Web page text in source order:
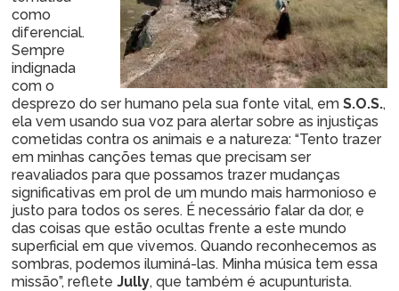
como
diferencial.
Sempre
indignada
com o
desprezo do ser humano pela sua fonte vital, em S.O.S.,
ela vem usando sua voz para alertar sobre as injustiças
cometidas contra os animais e a natureza: “Tento trazer
em minhas canções temas que precisam ser
reavaliados para que possamos trazer mudanças
significativas em prol de um mundo mais harmonioso e
justo para todos os seres. É necessário falar da dor, e
das coisas que estão ocultas frente a este mundo
superficial em que vivemos. Quando reconhecemos as
sombras, podemos iluminá-las. Minha música tem essa
missão”, reflete Jully, que também é acupunturista.